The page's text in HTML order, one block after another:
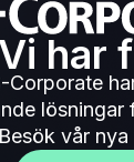
Vi har
Corporate
Besök vår